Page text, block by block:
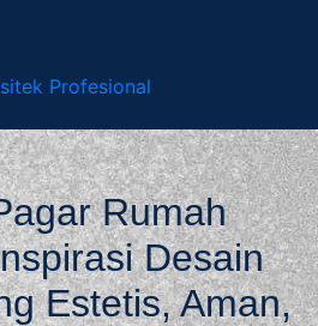
– Jasa
Profesional Bersertifikasi
Rumah
Desain
Estetis, Aman,